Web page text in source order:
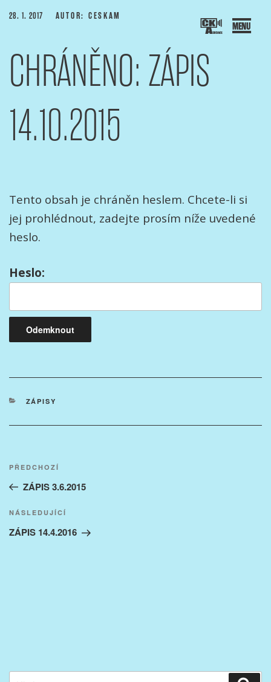
Přejít
webu
ČESKÝCH KAMERAMANŮ
portál Asociace českých kameramanů
PUBLIKOVÁNO
28. 1. 2017 AUTOR: CESKAM
CHRÁNĚNO: ZÁPIS
14.10.2015
Tento obsah je chráněn heslem. Chcete-li si
jej prohlédnout, zadejte prosím níže uvedené
heslo.
Heslo:
RUBRIKY
ZÁPISY
příspěvek
Předchozí
příspěvek
PŘEDCHOZÍ
ZÁPIS 3.6.2015
Následující
příspěvek
NÁSLEDUJÍCÍ
ZÁPIS 14.4.2016